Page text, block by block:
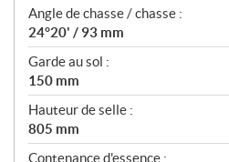
Angle de chasse / chasse :
24°20' / 93 mm
Garde au sol :
150 mm
Hauteur de selle :
805 mm
Contenance d'essence :